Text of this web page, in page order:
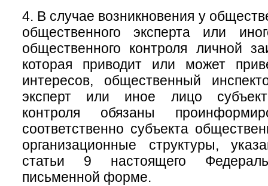
4. В случае возникновения у
общественного эксперта или
общественного контроля личной
которая приводит или может
интересов, общественный
эксперт или иное лицо
контроля обязаны
соответственно субъекта
организационные структуры,
статьи 9 настоящего
письменной форме.